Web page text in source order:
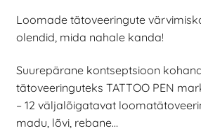
Loomade tätoveeringute
olendid, mida nahale kanda!
Suurepärane kontseptsioon
tätoveeringuteks TATTOO PEN
– 12 väljalõigatavat
madu, lõvi, rebane…